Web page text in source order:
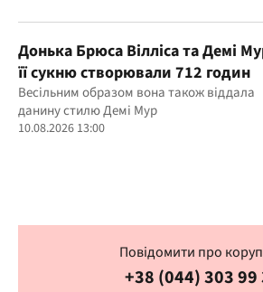
Донька Брюса Вілліса та Демі
її сукню створювали 712 годин
Весільним образом вона також віддала
данину стилю Демі Мур
10.08.2026 13:00
Повідомити про
+38 (044) 303 99